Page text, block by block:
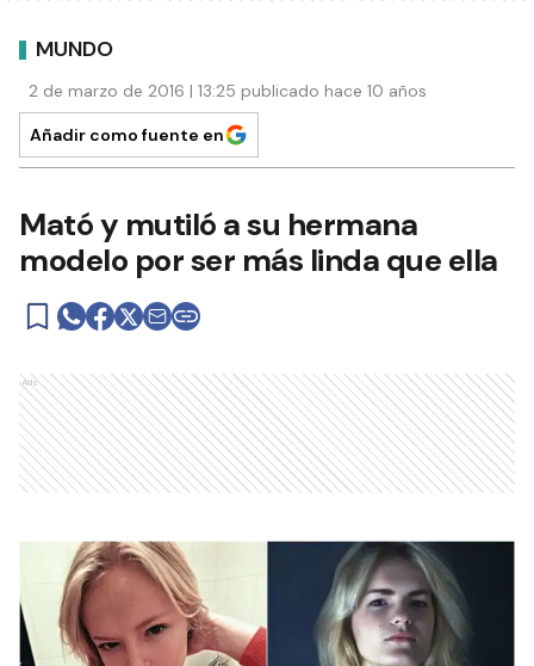
MUNDO
2 de marzo de 2016 | 13:25 publicado hace 10 años
Añadir como fuente en
Mató y mutiló a su hermana
modelo por ser más linda que ella
Ads